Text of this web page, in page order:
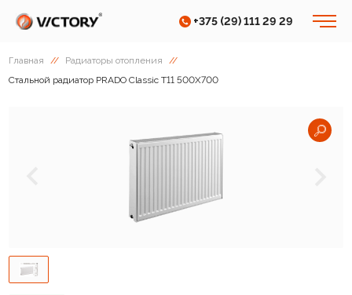
+375 (29) 111 29 29
Главная // Радиаторы отопления
//
Cтальной радиатор PRADO Classic T11 500Х700